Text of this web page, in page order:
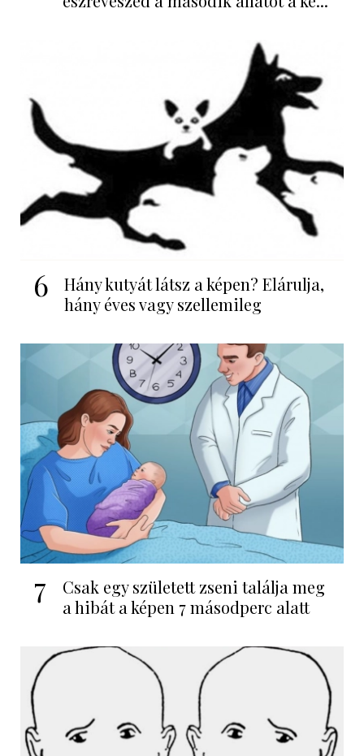
6
Hány kutyát látsz a képen? Elárulja,
hány éves vagy szellemileg
7
Csak egy született zseni találja meg
a hibát a képen 7 másodperc alatt